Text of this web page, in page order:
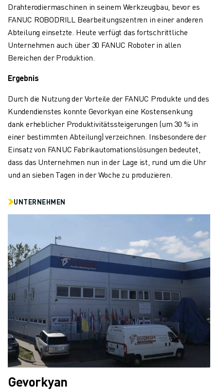
ÜBER FANUC
FANUC IN EUROPA
UNSERE STANDORTE
NACHHALTIGKEIT
KARRIERE
JETZT BEWERBEN » KARRIEREPORTAL
Drahterodiermaschinen in seinem Werkzeugbau, bevor es
FANUC ROBODRILL Bearbeitungszentren in einer anderen
Abteilung einsetzte. Heute verfügt das fortschrittliche
Unternehmen auch über 30 FANUC Roboter in allen
Bereichen der Produktion.
Ergebnis
Durch die Nutzung der Vorteile der FANUC Produkte und des
Kundendienstes konnte Gevorkyan eine Kostensenkung
dank erheblicher Produktivitätssteigerungen (um 30 % in
einer bestimmten Abteilung) verzeichnen. Insbesondere der
Einsatz von FANUC Fabrikautomationslösungen bedeutet,
dass das Unternehmen nun in der Lage ist, rund um die Uhr
und an sieben Tagen in der Woche zu produzieren.
UNTERNEHMEN
Gevorkyan